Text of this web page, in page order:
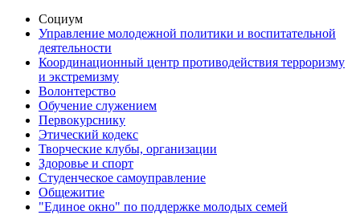
Социум
Управление молодежной политики и воспитательной
деятельности
Координационный центр противодействия терроризму
и экстремизму
Волонтерство
Обучение служением
Первокурснику
Этический кодекс
Творческие клубы, организации
Здоровье и спорт
Студенческое самоуправление
Общежитие
"Единое окно" по поддержке молодых семей